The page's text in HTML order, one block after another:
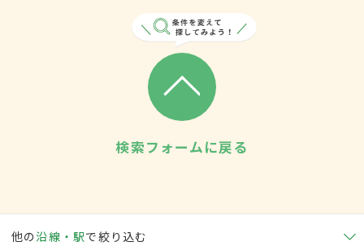
検索フォームに戻る
他の沿線・駅で絞り込む